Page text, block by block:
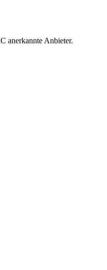
anerkannte Anbieter.